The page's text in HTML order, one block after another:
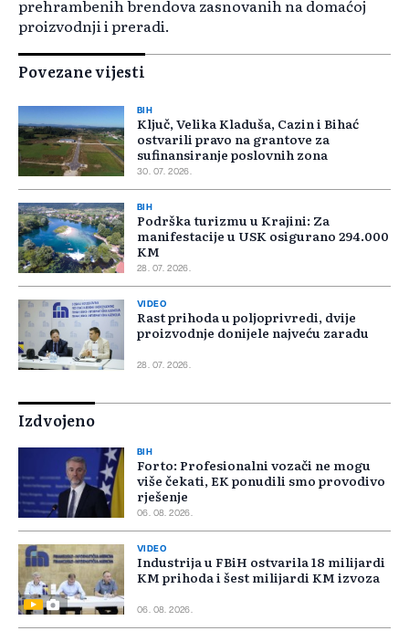
prehrambenih brendova zasnovanih na domaćoj
proizvodnji i preradi.
Povezane vijesti
BIH
Ključ, Velika Kladuša, Cazin i Bihać
ostvarili pravo na grantove za
sufinansiranje poslovnih zona
30. 07. 2026.
BIH
Podrška turizmu u Krajini: Za
manifestacije u USK osigurano 294.000
KM
28. 07. 2026.
VIDEO
Rast prihoda u poljoprivredi, dvije
proizvodnje donijele najveću zaradu
28. 07. 2026.
Izdvojeno
BIH
Forto: Profesionalni vozači ne mogu
više čekati, EK ponudili smo provodivo
rješenje
06. 08. 2026.
VIDEO
Industrija u FBiH ostvarila 18 milijardi
KM prihoda i šest milijardi KM izvoza
06. 08. 2026.